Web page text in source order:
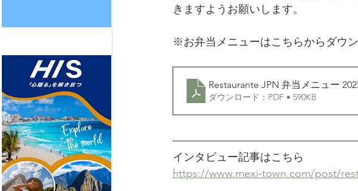
きますようお願いします。
※お弁当メニューはこちらからダウ
Restaurante JPN 弁当メニュ
ダウンロード：PDF • 590KB
インタビュー記事はこちら
https://www.mexi-town.com/post/